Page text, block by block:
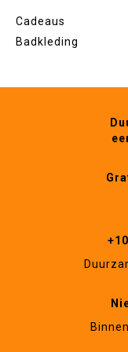
Cadeaus
Badkleding